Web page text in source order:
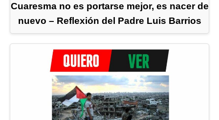
Cuaresma no es portarse mejor, es nacer de
nuevo – Reflexión del Padre Luis Barrios